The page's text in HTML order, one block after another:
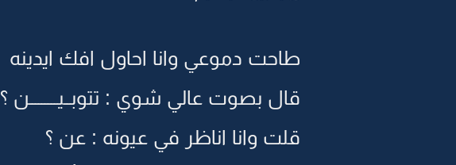
طاحت دموعي وانا احاول افك ايدينه
قال بصوت عالي شوي : تتوبــيـــــــــن ؟
قلت وانا اناظر في عيونه : عن ؟